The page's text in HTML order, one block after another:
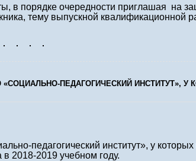
в порядке очередности приглашая на
тему выпускной квалификационной
ПЕДАГОГИЧЕСКИЙ ИНСТИТУТ», У
педагогический институт», у которых
в 2018-2019 учебном году.